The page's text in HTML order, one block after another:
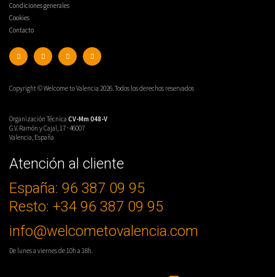
Condiciones generales
Cookies
Contacto
Copyright © Welcome to Valencia 2026. Todos los derechos reservados
Organización Técnica CV-Mm 048-V
G.V. Ramón y Cajal, 17 · 46007
Valencia, España
Atención al cliente
España: 96 387 09 95
Resto: +34 96 387 09 95
info@welcometovalencia.com
De lunes a viernes de 10h a 18h.
Elige tu idioma